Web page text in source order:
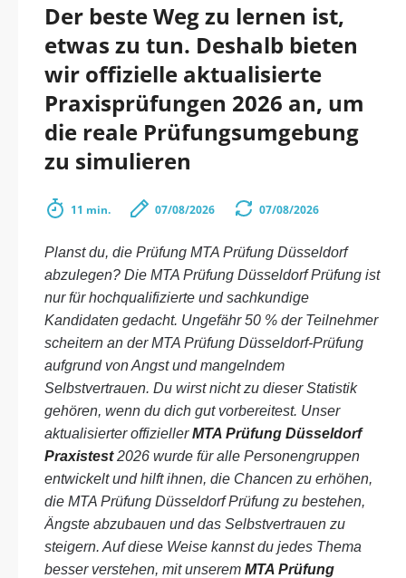
Der beste Weg zu lernen ist,
etwas zu tun. Deshalb bieten
wir offizielle aktualisierte
Praxisprüfungen 2026 an, um
die reale Prüfungsumgebung
zu simulieren
11 min. 07/08/2026 07/08/2026
Planst du, die Prüfung MTA Prüfung Düsseldorf
abzulegen? Die MTA Prüfung Düsseldorf Prüfung ist
nur für hochqualifizierte und sachkundige
Kandidaten gedacht. Ungefähr 50 % der Teilnehmer
scheitern an der MTA Prüfung Düsseldorf-Prüfung
aufgrund von Angst und mangelndem
Selbstvertrauen. Du wirst nicht zu dieser Statistik
gehören, wenn du dich gut vorbereitest. Unser
aktualisierter offiziellerMTA Prüfung Düsseldorf
Praxistest2026 wurde für alle Personengruppen
entwickelt und hilft ihnen, die Chancen zu erhöhen,
die MTA Prüfung Düsseldorf Prüfung zu bestehen,
Ängste abzubauen und das Selbstvertrauen zu
steigern. Auf diese Weise kannst du jedes Thema
besser verstehen, mit unserem MTA Prüfung